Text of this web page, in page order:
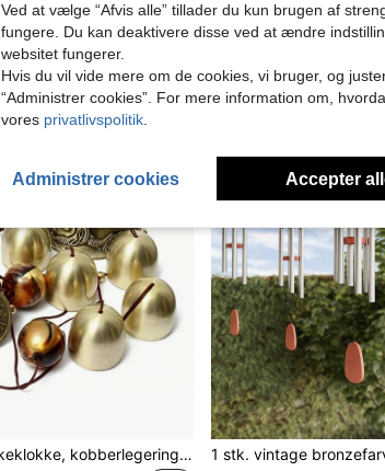
1 stk. vintage fugle-vindspil og solfanger-sæt med krystalprisme og metalklokke, hængende vinduesdekoration, velegnet til have, terrasse, gårdsplads, indendørs og
1 stk. lykkeklokke, kobberlegering dragemønster vindklokke med 6 klokker, kan hænges i haven, lykkebringende velsignelse, havedekoration
Ved at vælge “Afvis alle” tillader du kun brugen af
fungere. Du kan deaktivere disse ved at ændre
websitet fungerer.
Hvis du vil vide mere om de cookies, vi bruger, og
“Administrer cookies”. For mere information om,
vores privatlivspolitik
Administrer cookies Accepter